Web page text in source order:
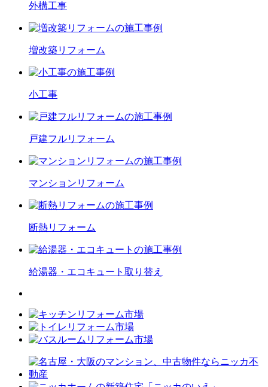
外構工事
増改築リフォーム
小工事
戸建フルリフォーム
マンション リフォーム
断熱リフォーム
給湯器・エコキュート 取り替え